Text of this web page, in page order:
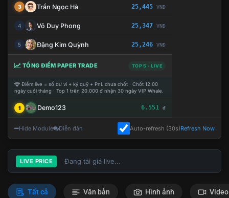
3 Trần Ngọc Hà 25,445 VNĐ
4 Võ Duy Phong 25,347 VNĐ
5 Đặng Kim Quỳnh 25,246 VNĐ
TỔNG ĐIỂM PAPER TRADE TOP 5 · LIVE
Điểm live = số dư ví + ký quỹ + PnL chưa chốt · Chốt 12:00
ngày cuối tháng · Top 1 trên 20.000 đ nhận 30 ngày VIP Whale.
1 Demo123 6.551 đ
Hide Module Diễn đàn Auto-refresh (30s)Refresh Now
LIVE PRICE Đang tải giá live...
Tất cả Văn bản Hình ảnh Video